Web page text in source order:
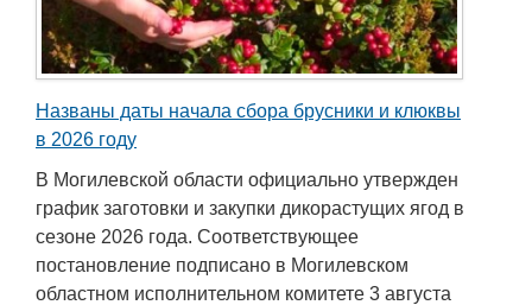
Названы даты начала сбора брусники и клюквы
в 2026 году
В Могилевской области официально утвержден
график заготовки и закупки дикорастущих ягод в
сезоне 2026 года. Соответствующее
постановление подписано в Могилевском
областном исполнительном комитете 3 августа